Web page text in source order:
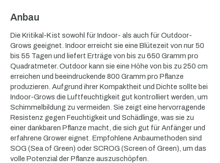
Anbau
Die Kritikal-K ist sowohl für Indoor- als auch für Outdoor-
Grows geeignet. Indoor erreicht sie eine Blütezeit von nur 50
bis 55 Tagen und liefert Erträge von bis zu 650 Gramm pro
Quadratmeter. Outdoor kann sie eine Höhe von bis zu 250 cm
erreichen und beeindruckende 800 Gramm pro Pflanze
produzieren. Aufgrund ihrer Kompaktheit und Dichte sollte bei
Indoor-Grows die Luftfeuchtigkeit gut kontrolliert werden, um
Schimmelbildung zu vermeiden. Sie zeigt eine hervorragende
Resistenz gegen Feuchtigkeit und Schädlinge, was sie zu
einer dankbaren Pflanze macht, die sich gut für Anfänger und
erfahrene Grower eignet. Empfohlene Anbaumethoden sind
SOG (Sea of Green) oder SCROG (Screen of Green), um das
volle Potenzial der Pflanze auszuschöpfen.